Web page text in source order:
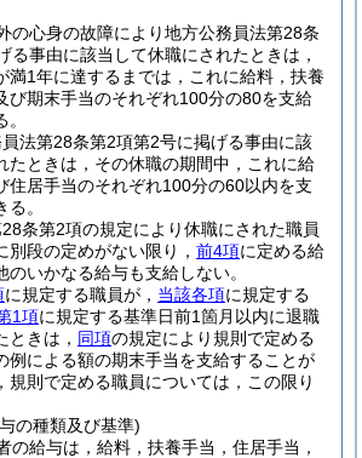
の心身の故障により地方公務員法第28条
る事由に該当して休職にされたときは，
満1年に達するまでは，これに給料，扶養
び期末手当のそれぞれ100分の80を支給
法第28条第2項第2号に掲げる事由に該
たときは，その休職の期間中，これに給
住居手当のそれぞれ100分の60以内を支
。
条第2項の規定により休職にされた職員
別段の定めがない限り， 前4項に定める給
のいかなる給与も支給しない。
に規定する職員が， 当該各項に規定する
1項に規定する基準日前1箇月以内に退職
ときは， 同項の規定により規則で定める
例による額の期末手当を支給することが
規則で定める職員については，この限り
の種類及び基準)
の給与は，給料，扶養手当，住居手当，